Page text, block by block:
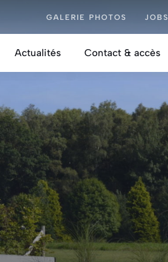
GALERIE PHOTOS JOBS
sociétale
Actualités Contact & accès